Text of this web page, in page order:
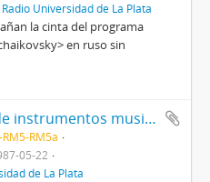
Universidad de La Plata
la cinta del programa
en ruso sin
La Colección nacional de instrumentos musicales de la Unión Soviética
RM5-RM5a
05-22
de La Plata